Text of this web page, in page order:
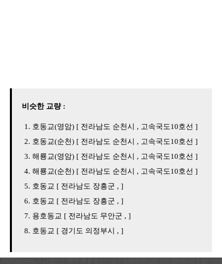
비슷한 교량 :
호동교(영암) [ 전라남도 순천시 , 고속국도10호선 ]
호동교(순천) [ 전라남도 순천시 , 고속국도10호선 ]
해룡교(영암) [ 전라남도 순천시 , 고속국도10호선 ]
해룡교(순천) [ 전라남도 순천시 , 고속국도10호선 ]
호동교 [ 전라남도 장흥군 , ]
호동교 [ 전라남도 장흥군 , ]
용호동교 [ 전라남도 무안군 , ]
호동교 [ 경기도 의정부시 , ]